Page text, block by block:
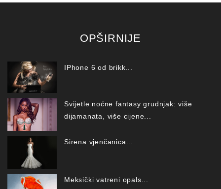
OPŠIRNIJE
IPhone 6 od brikk...
Svijetle noćne fantasy grudnjak: više
dijamanata, više cijene...
Sirena vjenčanica...
Meksički vatreni opals...